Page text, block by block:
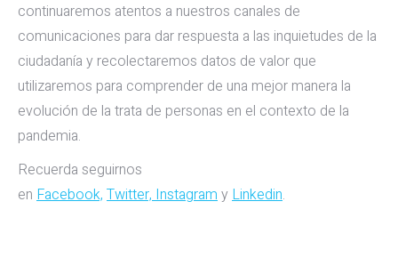
continuaremos atentos a nuestros canales de
comunicaciones para dar respuesta a las inquietudes de la
ciudadanía y recolectaremos datos de valor que
utilizaremos para comprender de una mejor manera la
evolución de la trata de personas en el contexto de la
pandemia.
Recuerda seguirnos
en Facebook, Twitter,Instagramy Linkedin.